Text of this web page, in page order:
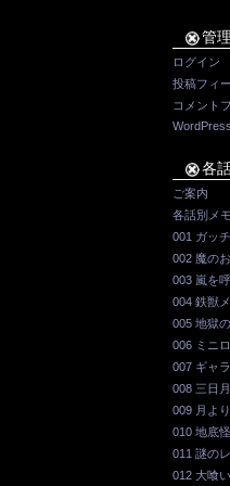
管理
ログイン
投稿フィ
コメント
各
ご案内
各話別メ
001 ガッ
002 魔の
003 嵐を
004 鉄獣
005 地獄
006 ミニ
007 ギャ
008 三日
009 月よ
010 地底
011 謎の
012 大喰